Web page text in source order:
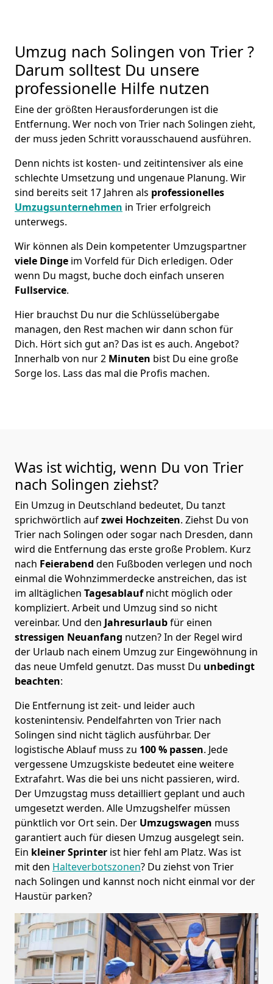
Umzug nach Solingen von Trier ?
Darum solltest Du unsere
professionelle Hilfe nutzen
Eine der größten Herausforderungen ist die
Entfernung. Wer noch von Trier nach Solingen zieht,
der muss jeden Schritt vorausschauend ausführen.
Denn nichts ist kosten- und zeitintensiver als eine
schlechte Umsetzung und ungenaue Planung. Wir
sind bereits seit 17 Jahren als professionelles
Umzugsunternehmen in Trier erfolgreich
unterwegs.
Wir können als Dein kompetenter Umzugspartner
viele Dinge im Vorfeld für Dich erledigen. Oder
wenn Du magst, buche doch einfach unseren
Fullservice.
Hier brauchst Du nur die Schlüsselübergabe
managen, den Rest machen wir dann schon für
Dich. Hört sich gut an? Das ist es auch. Angebot?
Innerhalb von nur 2 Minuten bist Du eine große
Sorge los. Lass das mal die Profis machen.
Was ist wichtig, wenn Du von Trier
nach Solingen ziehst?
Ein Umzug in Deutschland bedeutet, Du tanzt
sprichwörtlich aufzwei Hochzeiten. Ziehst Du von
Trier nach Solingen oder sogar nach Dresden, dann
wird die Entfernung das erste große Problem. Kurz
nach Feierabend den Fußboden verlegen und noch
einmal die Wohnzimmerdecke anstreichen, das ist
im alltäglichen Tagesablaufnicht möglich oder
kompliziert. Arbeit und Umzug sind so nicht
vereinbar. Und den Jahresurlaubfür einen
stressigen Neuanfang nutzen? In der Regel wird
der Urlaub nach einem Umzug zur Eingewöhnung in
das neue Umfeld genutzt. Das musst Du unbedingt
beachten:
Die Entfernung ist zeit- und leider auch
kostenintensiv. Pendelfahrten von Trier nach
Solingen sind nicht täglich ausführbar. Der
logistische Ablauf muss zu 100 % passen. Jede
vergessene Umzugskiste bedeutet eine weitere
Extrafahrt. Was die bei uns nicht passieren, wird.
Der Umzugstag muss detailliert geplant und auch
umgesetzt werden. Alle Umzugshelfer müssen
pünktlich vor Ort sein. Der Umzugswagen muss
garantiert auch für diesen Umzug ausgelegt sein.
Ein kleiner Sprinter ist hier fehl am Platz. Was ist
mit den Halteverbotszonen? Du ziehst von Trier
nach Solingen und kannst noch nicht einmal vor der
Haustür parken?